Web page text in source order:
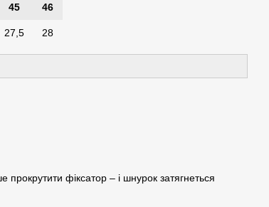
45 46
27,5 28
прокрутити фіксатор – і шнурок затягнеться